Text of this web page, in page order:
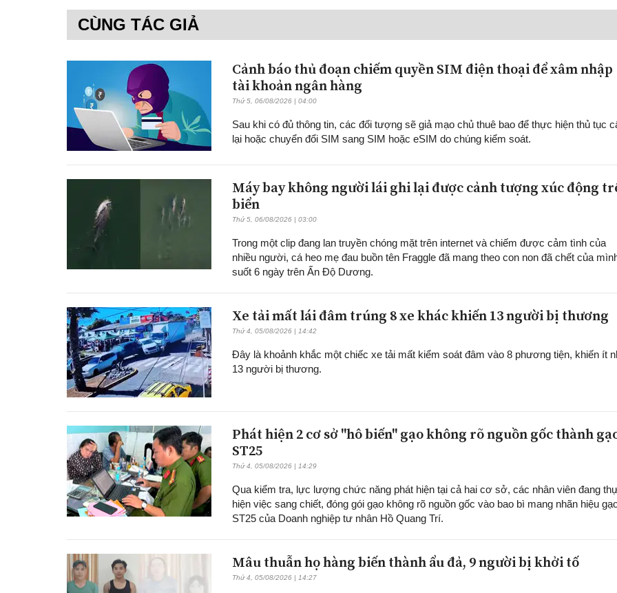
CÙNG TÁC GIẢ
Cảnh báo thủ đoạn chiếm quyền SIM điện thoại để xâm nhập
tài khoản ngân hàng
Thứ 5, 06/08/2026 | 04:00
Sau khi có đủ thông tin, các đối tượng sẽ giả mạo chủ thuê bao để thực hiện thủ tục
lại hoặc chuyển đổi SIM sang SIM hoặc eSIM do chúng kiểm soát.
Máy bay không người lái ghi lại được cảnh tượng xúc động
biển
Thứ 5, 06/08/2026 | 03:00
Trong một clip đang lan truyền chóng mặt trên internet và chiếm được cảm tình của
nhiều người, cá heo mẹ đau buồn tên Fraggle đã mang theo con non đã chết của
suốt 6 ngày trên Ấn Độ Dương.
Xe tải mất lái đâm trúng 8 xe khác khiến 13 người bị thương
Thứ 4, 05/08/2026 | 14:42
Đây là khoảnh khắc một chiếc xe tải mất kiểm soát đâm vào 8 phương tiện, khiến ít
13 người bị thương.
Phát hiện 2 cơ sở "hô biến" gạo không rõ nguồn gốc thành
ST25
Thứ 4, 05/08/2026 | 14:29
Qua kiểm tra, lực lượng chức năng phát hiện tại cả hai cơ sở, các nhân viên đang
hiện việc sang chiết, đóng gói gạo không rõ nguồn gốc vào bao bì mang nhãn hiệu
ST25 của Doanh nghiệp tư nhân Hồ Quang Trí.
Mâu thuẫn họ hàng biến thành ẩu đả, 9 người bị khởi tố
Thứ 4, 05/08/2026 | 14:27